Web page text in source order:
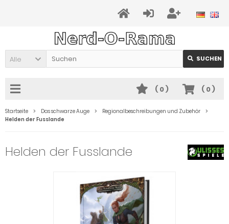
Alle SUCHEN
( 0)
( 0)
Startseite Das schwarze Auge
Regionalbeschreibungen und Zubehör
Helden der Fusslande
Helden der Fusslande